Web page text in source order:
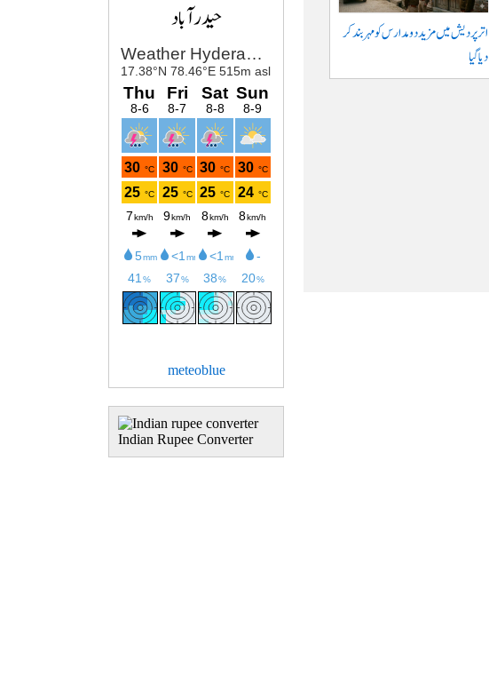
اتر پردیش میں مزید دو مدارس کو مہر بند کر
دیا گیا
حیدرآباد
meteoblue
Indian Rupee Converter